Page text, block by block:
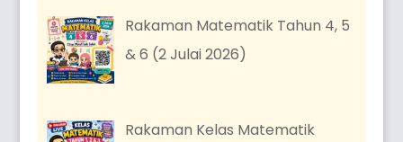
Rakaman Matematik Tahun 4, 5
& 6 (2 Julai 2026)
Rakaman Kelas Matematik